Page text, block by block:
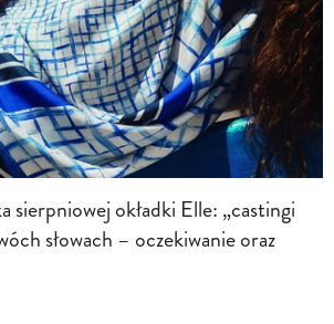
sierpniowej okładki Elle: „castingi
słowach – oczekiwanie oraz